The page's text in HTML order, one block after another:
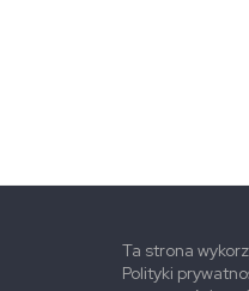
Ta strona
Polityki